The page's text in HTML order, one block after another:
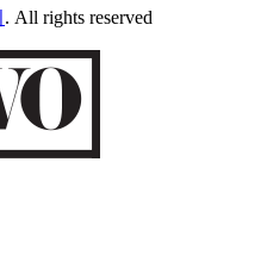
. All rights reserved